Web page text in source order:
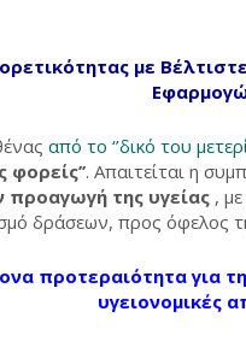
με
από το ‘’δικό του
. Απαιτείται η
της υγείας ,
δράσεων, προς όφελος
προτεραιότητα
υγειονομικές